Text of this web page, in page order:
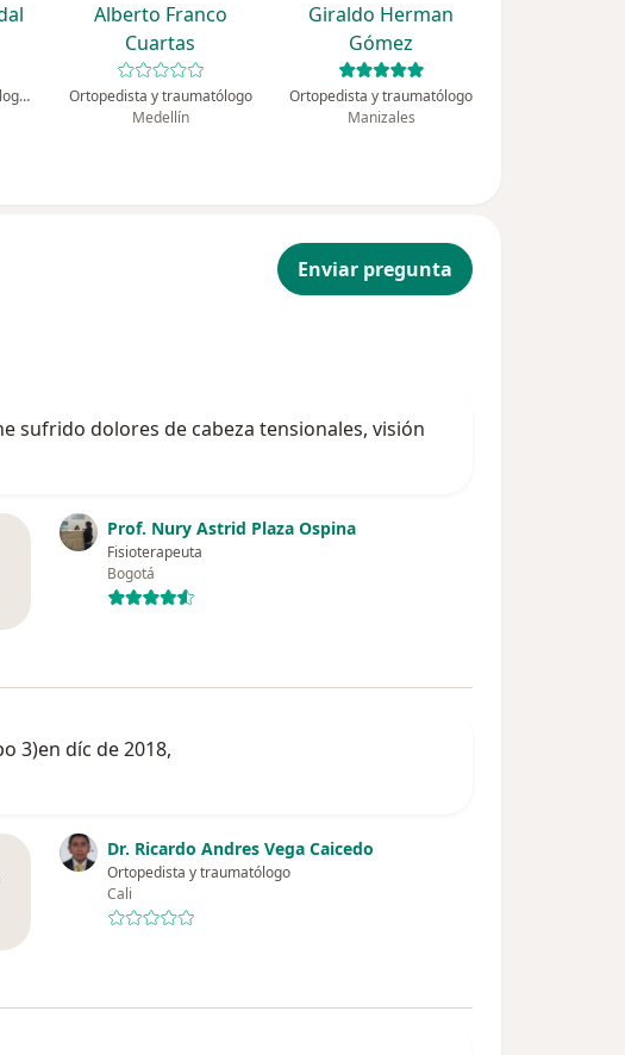
Ortopedista y traumatólogo, Podólogo
Alberto Franco
Cuartas
Ortopedista y traumatólogo
Medellín
Giraldo Herman
Gómez
Ortopedista y traumatólogo
Manizales
Enviar pregunta
sufrido dolores de cabeza tensionales, visión
Prof. Nury Astrid Plaza Ospina
Fisioterapeuta
Bogotá
3)en díc de 2018,
Dr. Ricardo Andres Vega Caicedo
Ortopedista y traumatólogo
Cali